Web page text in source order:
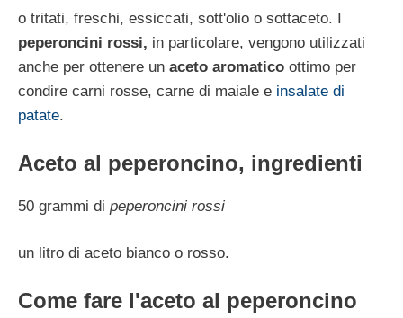
o tritati, freschi, essiccati, sott'olio o sottaceto. I
peperoncini rossi, in particolare, vengono utilizzati
anche per ottenere un aceto aromatico ottimo per
condire carni rosse, carne di maiale e insalate di
patate.
Aceto al peperoncino, ingredienti
50 grammi di peperoncini rossi
un litro di aceto bianco o rosso.
Come fare l'aceto al peperoncino